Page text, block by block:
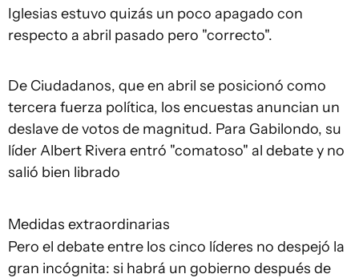
Iglesias estuvo quizás un poco apagado con
respecto a abril pasado pero "correcto".
De Ciudadanos, que en abril se posicionó como
tercera fuerza política, los encuestas anuncian un
deslave de votos de magnitud. Para Gabilondo, su
líder Albert Rivera entró "comatoso" al debate y no
salió bien librado
Medidas extraordinarias
Pero el debate entre los cinco líderes no despejó la
gran incógnita: si habrá un gobierno después de